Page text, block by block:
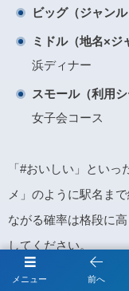
ビッグ（ジャン
ミドル（地名×ジ
浜ディナー
スモール（利用シ
女子会コース
「#おいしい」とい
メ」のように駅名ま
ながる確率は格段に
してください。
メニュー 前へ